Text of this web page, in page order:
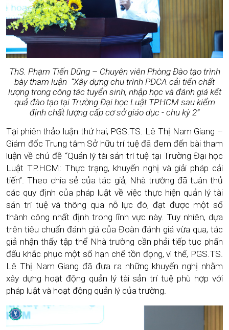
ThS. Phạm Tiến Dũng – Chuyên viên Phòng Đào tạo trình
bày tham luận “Xây dựng chu trình PDCA cải tiến chất
lượng trong công tác tuyển sinh, nhập học và đánh giá kết
quả đào tạo tại Trường Đại học Luật TP.HCM sau kiểm
định chất lượng cấp cơ sở giáo dục - chu kỳ 2”
Tại phiên thảo luận thứ hai, PGS.TS. Lê Thị Nam Giang –
Giám đốc Trung tâm Sở hữu trí tuệ đã đem đến bài tham
luận về chủ đề “Quản lý tài sản trí tuệ tại Trường Đại học
Luật TP.HCM: Thực trạng, khuyến nghị và giải pháp cải
tiến”. Theo chia sẻ của tác giả, Nhà trường đã tuân thủ
các quy định của pháp luật về việc thực hiện quản lý tài
sản trí tuệ và thông qua nỗ lực đó, đạt được một số
thành công nhất định trong lĩnh vực này. Tuy nhiên, dựa
trên tiêu chuẩn đánh giá của Đoàn đánh giá vừa qua, tác
giả nhận thấy tập thể Nhà trường cần phải tiếp tục phấn
đấu khắc phục một số hạn chế tồn đọng, vì thế, PGS.TS.
Lê Thị Nam Giang đã đưa ra những khuyến nghị nhằm
xây dựng hoạt động quản lý tài sản trí tuệ phù hợp với
pháp luật và hoạt động quản lý của trường.